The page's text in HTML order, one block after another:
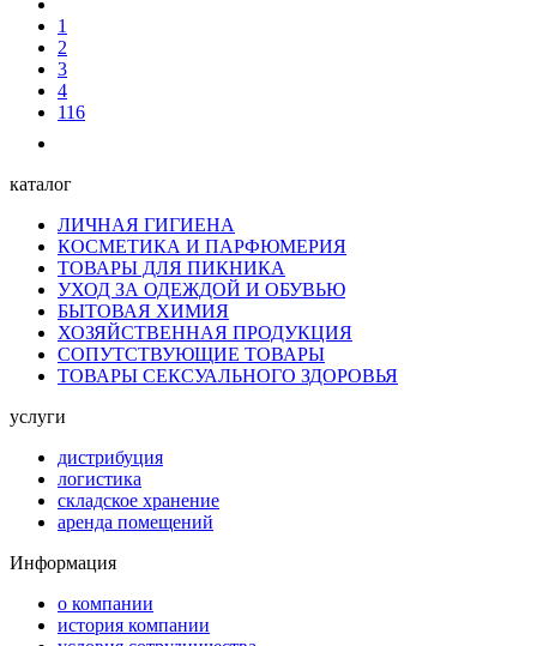
1
2
3
4
116
каталог
ЛИЧНАЯ ГИГИЕНА
КОСМЕТИКА И ПАРФЮМЕРИЯ
ТОВАРЫ ДЛЯ ПИКНИКА
УХОД ЗА ОДЕЖДОЙ И ОБУВЬЮ
БЫТОВАЯ ХИМИЯ
ХОЗЯЙСТВЕННАЯ ПРОДУКЦИЯ
СОПУТСТВУЮЩИЕ ТОВАРЫ
ТОВАРЫ СЕКСУАЛЬНОГО ЗДОРОВЬЯ
услуги
дистрибуция
логистика
складское хранение
аренда помещений
Информация
о компании
история компании